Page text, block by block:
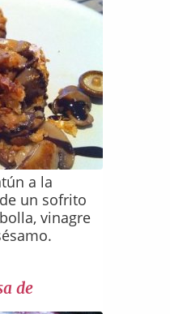
a la
un sofrito
vinagre
de